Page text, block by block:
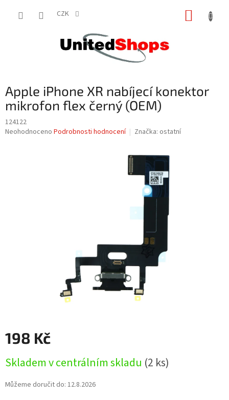
CZK
Apple iPhone XR nabíjecí konektor
mikrofon flex černý (OEM)
124122
Průměrné
Neohodnoceno Podrobnosti hodnocení Značka: ostatní
198 Kč
cena:
Skladem v centrálním skladu (2 ks)
Můžeme doručit do: 12.8.2026